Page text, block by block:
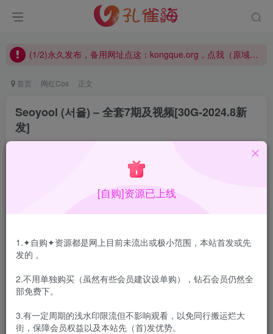
(1/2)永久发布，备用网址点这：kongque.org，点我（原域名失效）！
(1/2)永久发布，备用网址点这：kongque.org，点我（原域名失效）！
首页 网红Cos 正文
Seoyool (서율) – 全套7期及视频[30G-2024.8新
发]
关注
Seoyool (서율)妹子人很自然大方，初见给人清纯感，除
[自购]资源已上线
1.✦自购✦资源都是网上目前未流出或极小范围，本站首发或先
发的 。
2.不用单独购买（虽然有些会员建议设单购），钻石会员仍然全
部免费下。
3.有一定周期的浅水印限流但不影响观看，以免同行搬运烂大
街，保障会员权益以及本站先（首)发优势。